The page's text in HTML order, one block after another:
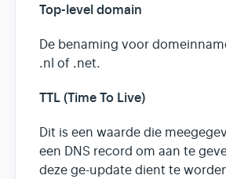
Top-level domain
De benaming voor
.nl of .net.
TTL (Time To Live)
Dit is een waarde die
een DNS record om aan te
deze ge-update dient te